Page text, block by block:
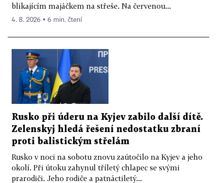
blikajícím majáčkem na střeše. Na červenou...
4. 8. 2026 ▪ 6 min. čtení
Rusko při úderu na Kyjev zabilo další dítě.
Zelenskyj hledá řešení nedostatku zbraní
proti balistickým střelám
Rusko v noci na sobotu znovu zaútočilo na Kyjev a jeho
okolí. Při útoku zahynul tříletý chlapec se svými
prarodiči. Jeho rodiče a patnáctiletý...